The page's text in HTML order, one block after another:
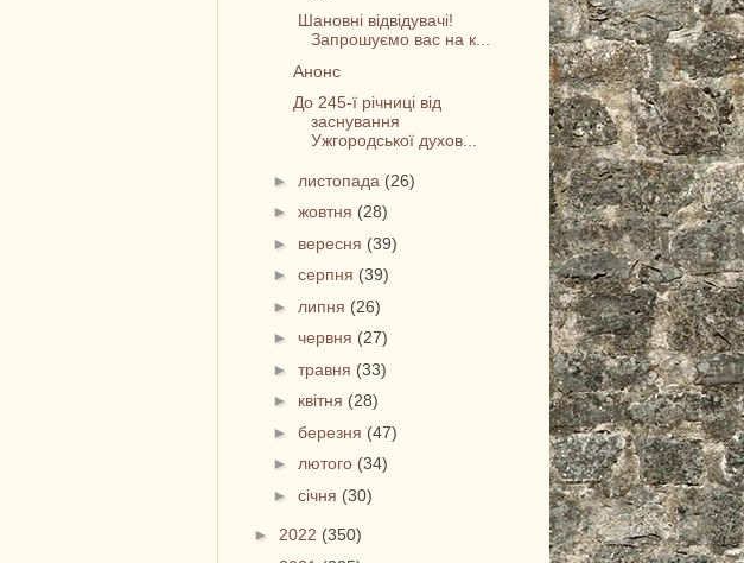
Шановні відвідувачі!
Запрошуємо вас на к...
Анонс
До 245-ї річниці від
заснування
Ужгородської духов...
► листопада (26)
►жовтня (28)
► вересня (39)
►серпня (39)
► липня (26)
►червня (27)
►травня (33)
► квітня (28)
►березня (47)
►лютого (34)
►січня (30)
► 2022 (350)